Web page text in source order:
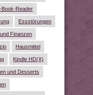
Book-Reader
Essstörungen
Finanzen
Hausmittel
Kindle HD(X)
und Desserts